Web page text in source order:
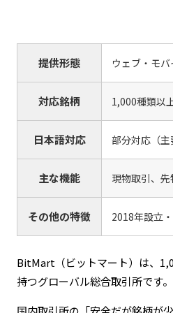
提供形態 ウェブ・モ
対応銘柄 1,000種類以
日本語対応 部分対応（主
主な機能 現物取引、
その他の特徴 2018年設立
BitMart（ビットマート）は、
持つグローバル総合取引所です。